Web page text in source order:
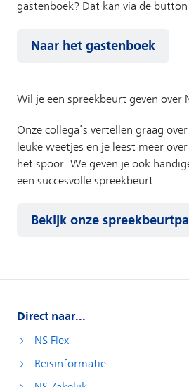
Direct naar...
NS Flex
Reisinformatie